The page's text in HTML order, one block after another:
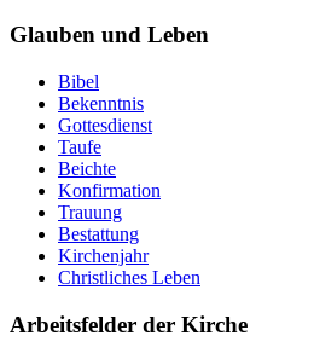
Glauben und Leben
Bibel
Bekenntnis
Gottesdienst
Taufe
Beichte
Konfirmation
Trauung
Bestattung
Kirchenjahr
Christliches Leben
Arbeitsfelder der Kirche